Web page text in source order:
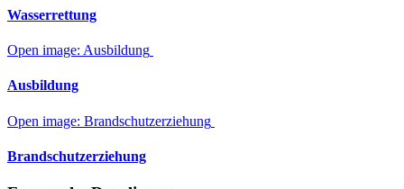
Wasserrettung
Open image: Ausbildung
Ausbildung
Open image: Brandschutzerziehung
Brandschutzerziehung